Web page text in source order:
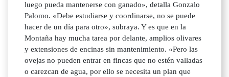
luego pueda mantenerse con ganado», detalla Gonzalo
Palomo. «Debe estudiarse y coordinarse, no se puede
hacer de un día para otro», subraya. Y es que en la
Montaña hay mucha tarea por delante, amplios olivares
y extensiones de encinas sin mantenimiento. «Pero las
ovejas no pueden entrar en fincas que no estén valladas
o carezcan de agua, por ello se necesita un plan que